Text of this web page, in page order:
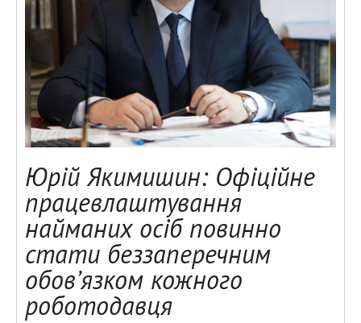
Юрій Якимишин: Офіційне
працевлаштування
найманих осіб повинно
стати беззаперечним
обов’язком кожного
роботодавця